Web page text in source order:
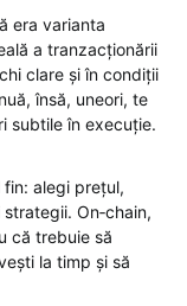
era varianta
a tranzacționării
clare și în condiții
însă, uneori, te
subtile în execuție.
alegi prețul,
On‑chain,
că trebuie să
la timp și să